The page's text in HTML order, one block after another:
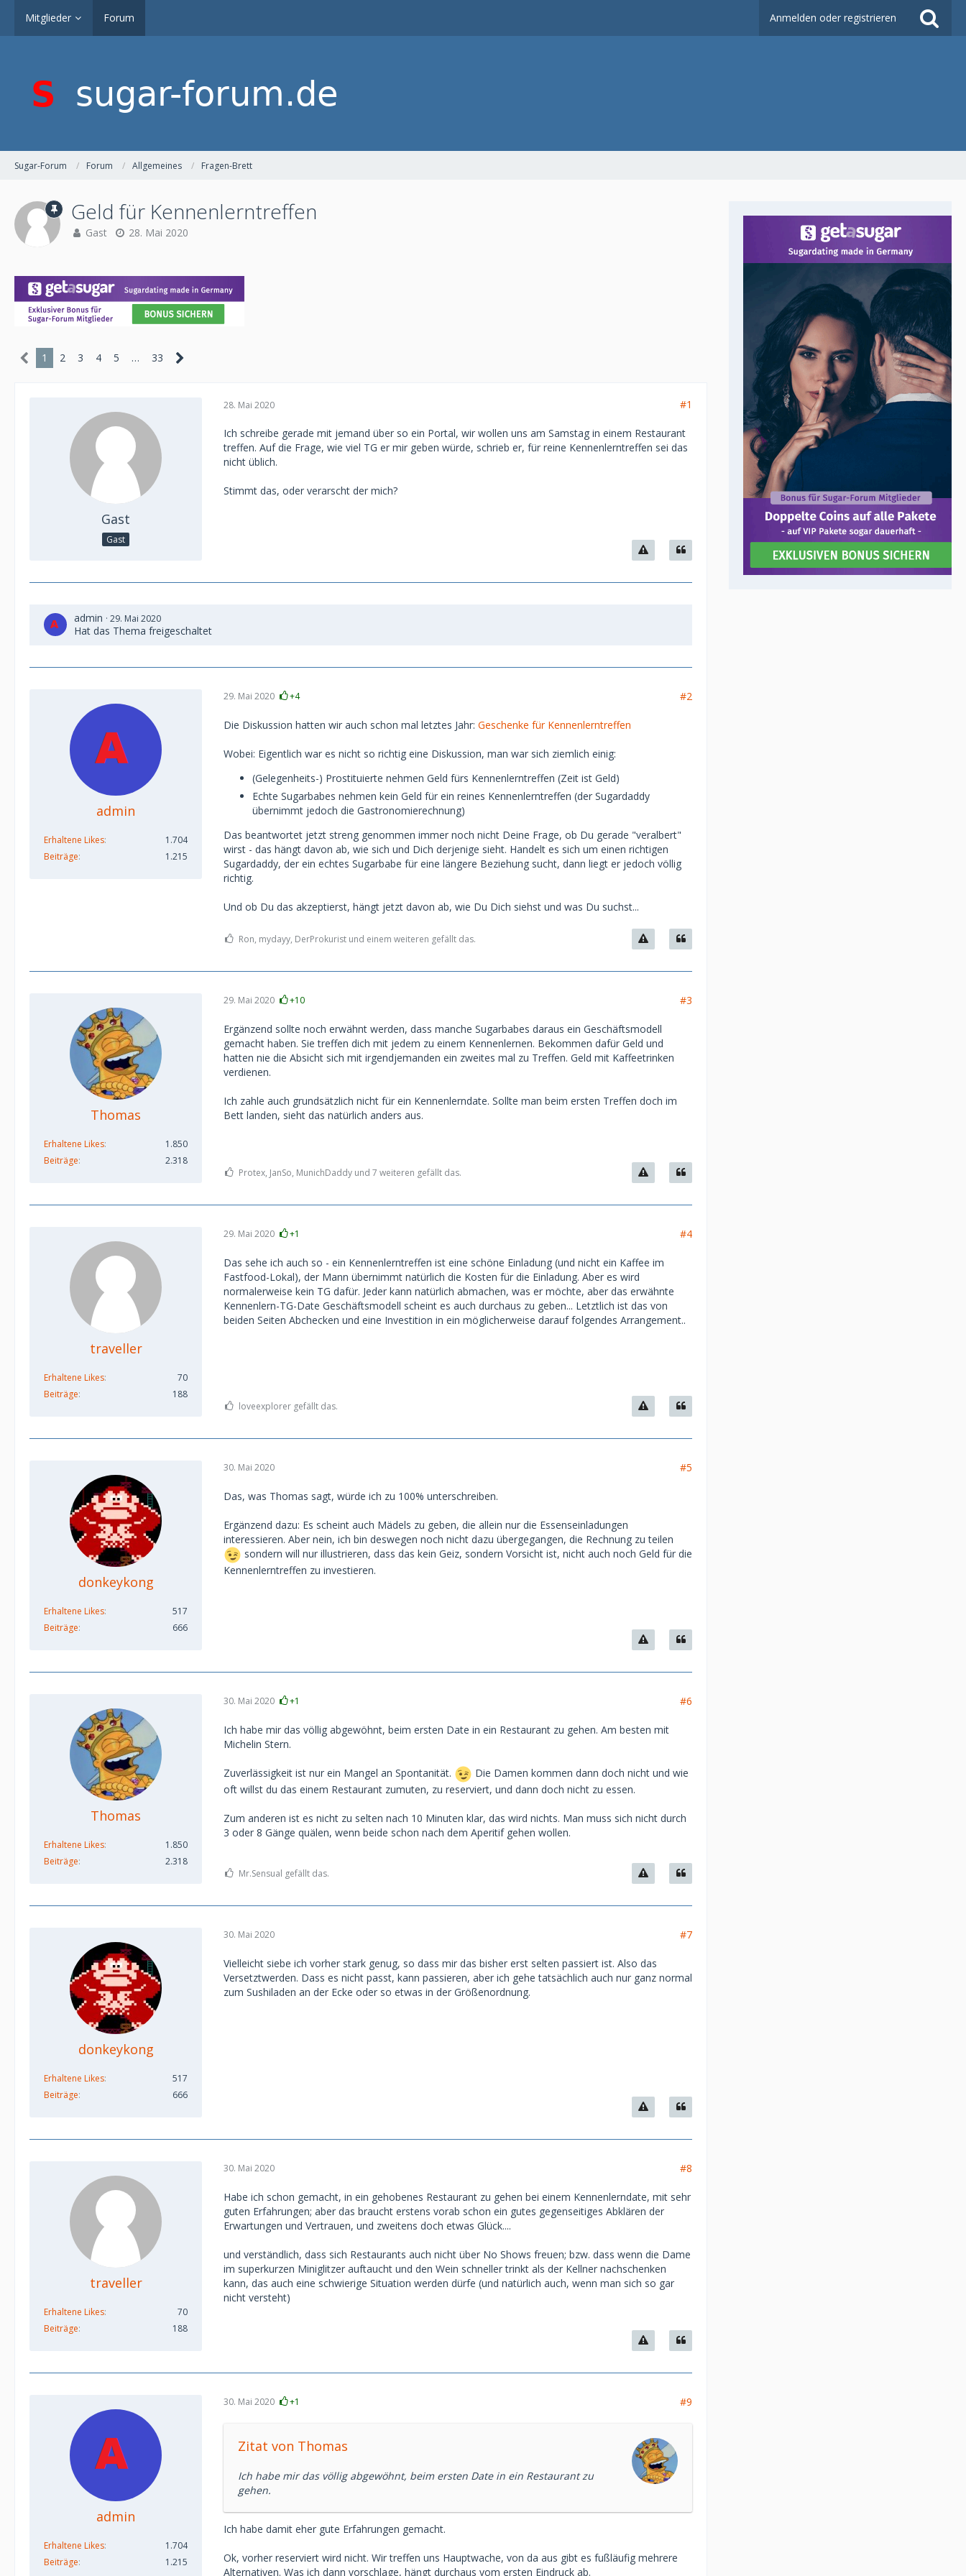
Mitglieder Forum Anmelden oder registrieren
Sugar-Forum Forum Allgemeines Fragen-Brett
Geld für Kennenlerntreffen
Gast 28. Mai 2020
1 2 3 4 5 … 33
Gast
Gast
28. Mai 2020 #1
Ich schreibe gerade mit jemand über so ein Portal, wir wollen uns am Samstag in einem Restaurant
treffen. Auf die Frage, wie viel TG er mir geben würde, schrieb er, für reine Kennenlerntreffen sei das
nicht üblich.
Stimmt das, oder verarscht der mich?
admin 29. Mai 2020
Hat das Thema freigeschaltet
admin
Erhaltene Likes
1.704
Beiträge
1.215
29. Mai 2020 +4 #2
Die Diskussion hatten wir auch schon mal letztes Jahr: Geschenke für Kennenlerntreffen
Wobei: Eigentlich war es nicht so richtig eine Diskussion, man war sich ziemlich einig:
(Gelegenheits-) Prostituierte nehmen Geld fürs Kennenlerntreffen (Zeit ist Geld)
Echte Sugarbabes nehmen kein Geld für ein reines Kennenlerntreffen (der Sugardaddy
übernimmt jedoch die Gastronomierechnung)
Das beantwortet jetzt streng genommen immer noch nicht Deine Frage, ob Du gerade "veralbert"
wirst - das hängt davon ab, wie sich und Dich derjenige sieht. Handelt es sich um einen richtigen
Sugardaddy, der ein echtes Sugarbabe für eine längere Beziehung sucht, dann liegt er jedoch völlig
richtig.
Und ob Du das akzeptierst, hängt jetzt davon ab, wie Du Dich siehst und was Du suchst...
Ron, mydayy, DerProkurist und einem weiteren gefällt das.
Thomas
Erhaltene Likes
1.850
Beiträge
2.318
29. Mai 2020 +10 #3
Ergänzend sollte noch erwähnt werden, dass manche Sugarbabes daraus ein Geschäftsmodell
gemacht haben. Sie treffen dich mit jedem zu einem Kennenlernen. Bekommen dafür Geld und
hatten nie die Absicht sich mit irgendjemanden ein zweites mal zu Treffen. Geld mit Kaffeetrinken
verdienen.
Ich zahle auch grundsätzlich nicht für ein Kennenlerndate. Sollte man beim ersten Treffen doch im
Bett landen, sieht das natürlich anders aus.
Protex, JanSo, MunichDaddy und 7 weiteren gefällt das.
traveller
Erhaltene Likes
70
Beiträge
188
29. Mai 2020 +1 #4
Das sehe ich auch so - ein Kennenlerntreffen ist eine schöne Einladung (und nicht ein Kaffee im
Fastfood-Lokal), der Mann übernimmt natürlich die Kosten für die Einladung. Aber es wird
normalerweise kein TG dafür. Jeder kann natürlich abmachen, was er möchte, aber das erwähnte
Kennenlern-TG-Date Geschäftsmodell scheint es auch durchaus zu geben... Letztlich ist das von
beiden Seiten Abchecken und eine Investition in ein möglicherweise darauf folgendes Arrangement..
loveexplorer gefällt das.
donkeykong
Erhaltene Likes
517
Beiträge
666
30. Mai 2020 #5
Das, was Thomas sagt, würde ich zu 100% unterschreiben.
Ergänzend dazu: Es scheint auch Mädels zu geben, die allein nur die Essenseinladungen
interessieren. Aber nein, ich bin deswegen noch nicht dazu übergegangen, die Rechnung zu teilen
sondern will nur illustrieren, dass das kein Geiz, sondern Vorsicht ist, nicht auch noch Geld für die
Kennenlerntreffen zu investieren.
Thomas
Erhaltene Likes
1.850
Beiträge
2.318
30. Mai 2020 +1 #6
Ich habe mir das völlig abgewöhnt, beim ersten Date in ein Restaurant zu gehen. Am besten mit
Michelin Stern.
Zuverlässigkeit ist nur ein Mangel an Spontanität.
Die Damen kommen dann doch nicht und wie
oft willst du das einem Restaurant zumuten, zu reserviert, und dann doch nicht zu essen.
Zum anderen ist es nicht zu selten nach 10 Minuten klar, das wird nichts. Man muss sich nicht durch
3 oder 8 Gänge quälen, wenn beide schon nach dem Aperitif gehen wollen.
Mr.Sensual gefällt das.
donkeykong
Erhaltene Likes
517
Beiträge
666
30. Mai 2020 #7
Vielleicht siebe ich vorher stark genug, so dass mir das bisher erst selten passiert ist. Also das
Versetztwerden. Dass es nicht passt, kann passieren, aber ich gehe tatsächlich auch nur ganz normal
zum Sushiladen an der Ecke oder so etwas in der Größenordnung.
traveller
Erhaltene Likes
70
Beiträge
188
30. Mai 2020 #8
Habe ich schon gemacht, in ein gehobenes Restaurant zu gehen bei einem Kennenlerndate, mit sehr
guten Erfahrungen; aber das braucht erstens vorab schon ein gutes gegenseitiges Abklären der
Erwartungen und Vertrauen, und zweitens doch etwas Glück....
und verständlich, dass sich Restaurants auch nicht über No Shows freuen; bzw. dass wenn die Dame
im superkurzen Miniglitzer auftaucht und den Wein schneller trinkt als der Kellner nachschenken
kann, das auch eine schwierige Situation werden dürfe (und natürlich auch, wenn man sich so gar
nicht versteht)
admin
Erhaltene Likes
1.704
Beiträge
1.215
30. Mai 2020 +1 #9
Zitat von Thomas
Ich habe mir das völlig abgewöhnt, beim ersten Date in ein Restaurant zu
gehen.
Ich habe damit eher gute Erfahrungen gemacht.
Ok, vorher reserviert wird nicht. Wir treffen uns Hauptwache, von da aus gibt es fußläufig mehrere
Alternativen. Was ich dann vorschlage, hängt durchaus vom ersten Eindruck ab.